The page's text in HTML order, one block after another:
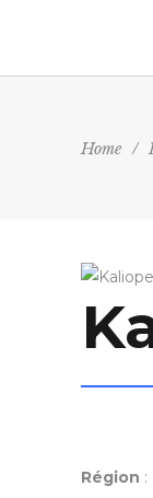
Home /
Région :